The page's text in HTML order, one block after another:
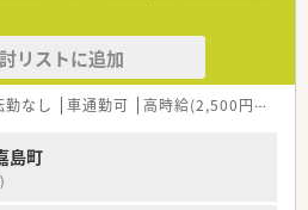
で、積極的に新しい知識を吸収していく
しています。
児島本線川尻駅から車で約15分の熊本県
ています。
おり、1日あたり平均90枚の処方箋を応
リストに追加
勤なし 車通勤可 高時給(2,500円以上)
島町